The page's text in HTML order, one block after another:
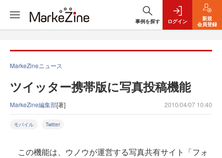
事例を探す ログイン
新規
会員登録
MarkeZineニュース
ツイッター携帯版に写真投稿機能
MarkeZine編集部[著] 2010/04/07 10:40
モバイル Twitter
この機能は、ウノウが運営する写真共有サイト「フォ